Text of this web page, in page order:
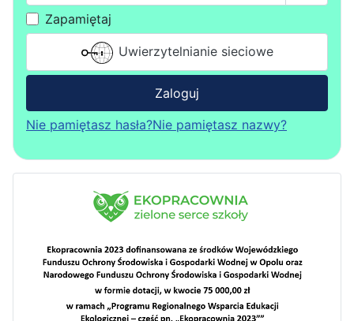
Pokaż
Zapamiętaj
Uwierzytelnianie sieciowe
Zaloguj
Nie pamiętasz hasła?Nie pamiętasz nazwy?